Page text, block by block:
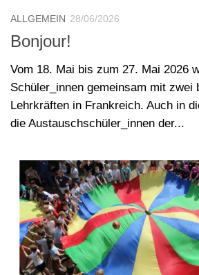
ALLGEMEIN 28/06/2026
Bonjour!
Vom 18. Mai bis zum 27. Mai 2026
Schüler_innen gemeinsam mit zwei
Lehrkräften in Frankreich. Auch in
die Austauschschüler_innen der...